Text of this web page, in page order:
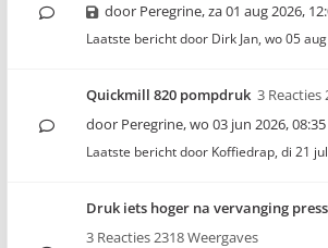
door Peregrine,za 01 aug 2026,
Laatste bericht door Dirk Jan, wo 05
Quickmill 820 pompdruk 3 Reacties
door Peregrine,wo 03 jun 2026, 08:35
Laatste bericht door Koffiedrap, di 21
Druk iets hoger na vervanging
3 Reacties 2318 Weergaves